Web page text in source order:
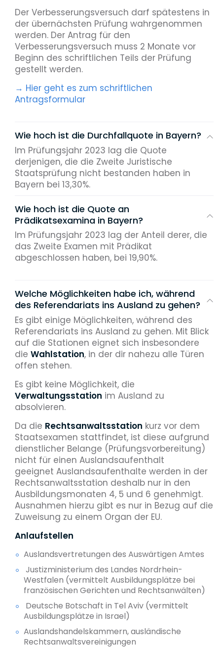
Der Verbesserungsversuch darf spätestens in
der übernächsten Prüfung wahrgenommen
werden. Der Antrag für den
Verbesserungsversuch muss 2 Monate vor
Beginn des schriftlichen Teils der Prüfung
gestellt werden.
→ Hier geht es zum schriftlichen
Antragsformular
Wie hoch ist die Durchfallquote in Bayern?
Im Prüfungsjahr 2023 lag die Quote
derjenigen, die die Zweite Juristische
Staatsprüfung nicht bestanden haben in
Bayern bei 13,30%.
Wie hoch ist die Quote an
Prädikatsexamina in Bayern?
Im Prüfungsjahr 2023 lag der Anteil derer, die
das Zweite Examen mit Prädikat
abgeschlossen haben, bei 19,90%.
Welche Möglichkeiten habe ich, während
des Referendariats ins Ausland zu gehen?
Es gibt einige Möglichkeiten, während des
Referendariats ins Ausland zu gehen. Mit Blick
auf die Stationen eignet sich insbesondere
die Wahlstation, in der dir nahezu alle Türen
offen stehen.
Es gibt keine Möglichkeit, die
Verwaltungsstation im Ausland zu
absolvieren.
Da die Rechtsanwaltsstation kurz vor dem
Staatsexamen stattfindet, ist diese aufgrund
dienstlicher Belange (Prüfungsvorbereitung)
nicht für einen Auslandsaufenthalt
geeignet Auslandsaufenthalte werden in der
Rechtsanwaltsstation deshalb nur in den
Ausbildungsmonaten 4, 5 und 6 genehmigt.
Ausnahmen hierzu gibt es nur in Bezug auf die
Zuweisung zu einem Organ der EU.
Anlaufstellen
Auslandsvertretungen des Auswärtigen Amtes
Justizministerium des Landes Nordrhein-
Westfalen (vermittelt Ausbildungsplätze bei
französischen Gerichten und Rechtsanwälten)
Deutsche Botschaft in Tel Aviv (vermittelt
Ausbildungsplätze in Israel)
Auslandshandelskammern, ausländische
Rechtsanwaltsvereinigungen